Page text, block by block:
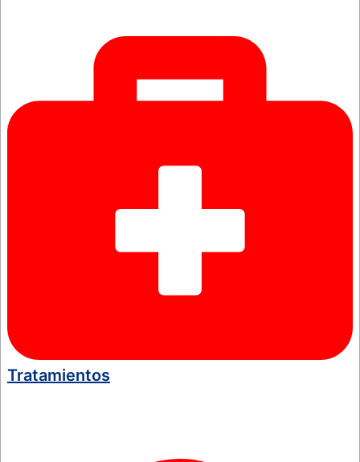
Tratamientos